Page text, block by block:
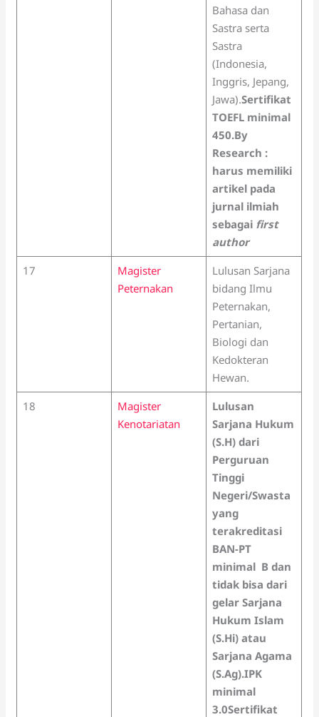
Bahasa dan
Sastra serta
Sastra
(Indonesia,
Inggris, Jepang,
Jawa).Sertifikat
TOEFL minimal
450.By
Research :
harus memiliki
artikel pada
jurnal ilmiah
sebagai first
author
17
Magister
Peternakan
Lulusan Sarjana
bidang Ilmu
Peternakan,
Pertanian,
Biologi dan
Kedokteran
Hewan.
18
Magister
Kenotariatan
Lulusan
Sarjana Hukum
(S.H) dari
Perguruan
Tinggi
Negeri/Swasta
yang
terakreditasi
BAN-PT
minimal B dan
tidak bisa dari
gelar Sarjana
Hukum Islam
(S.Hi) atau
Sarjana Agama
(S.Ag).IPK
minimal
3.0Sertifikat